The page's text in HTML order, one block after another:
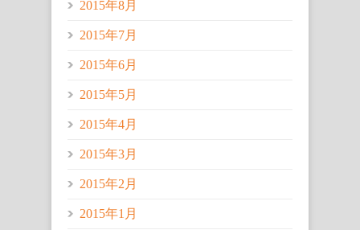
2015年8月
2015年7月
2015年6月
2015年5月
2015年4月
2015年3月
2015年2月
2015年1月